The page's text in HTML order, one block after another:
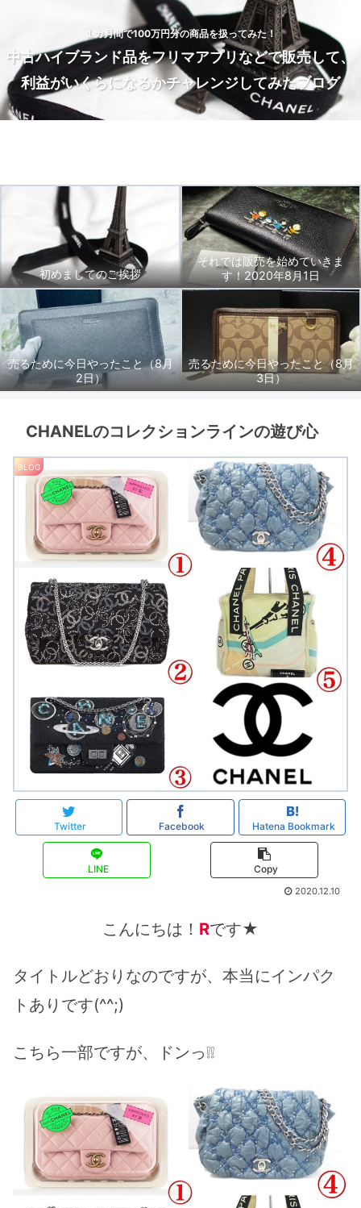
１カ月間で100万円分の商品を扱ってみた！
中古ハイブランド品をフリマアプリなどで販売して、
利益がいくらになるかチャレンジしてみたブログ
初めましてのご挨拶
それでは販売を始めていきま
す！2020年8月1日
売るために今日やったこと（8月
2日）
売るために今日やったこと（8月
3日）
CHANELのコレクションラインの遊び心
BLOG
Twitter Facebook Hatena Bookmark
LINE Copy
2020.12.10
こんにちは！ Rです★
タイトルどおりなのですが、本当にインパク
トありです(^^;)
こちら一部ですが、ドンっ❕❕